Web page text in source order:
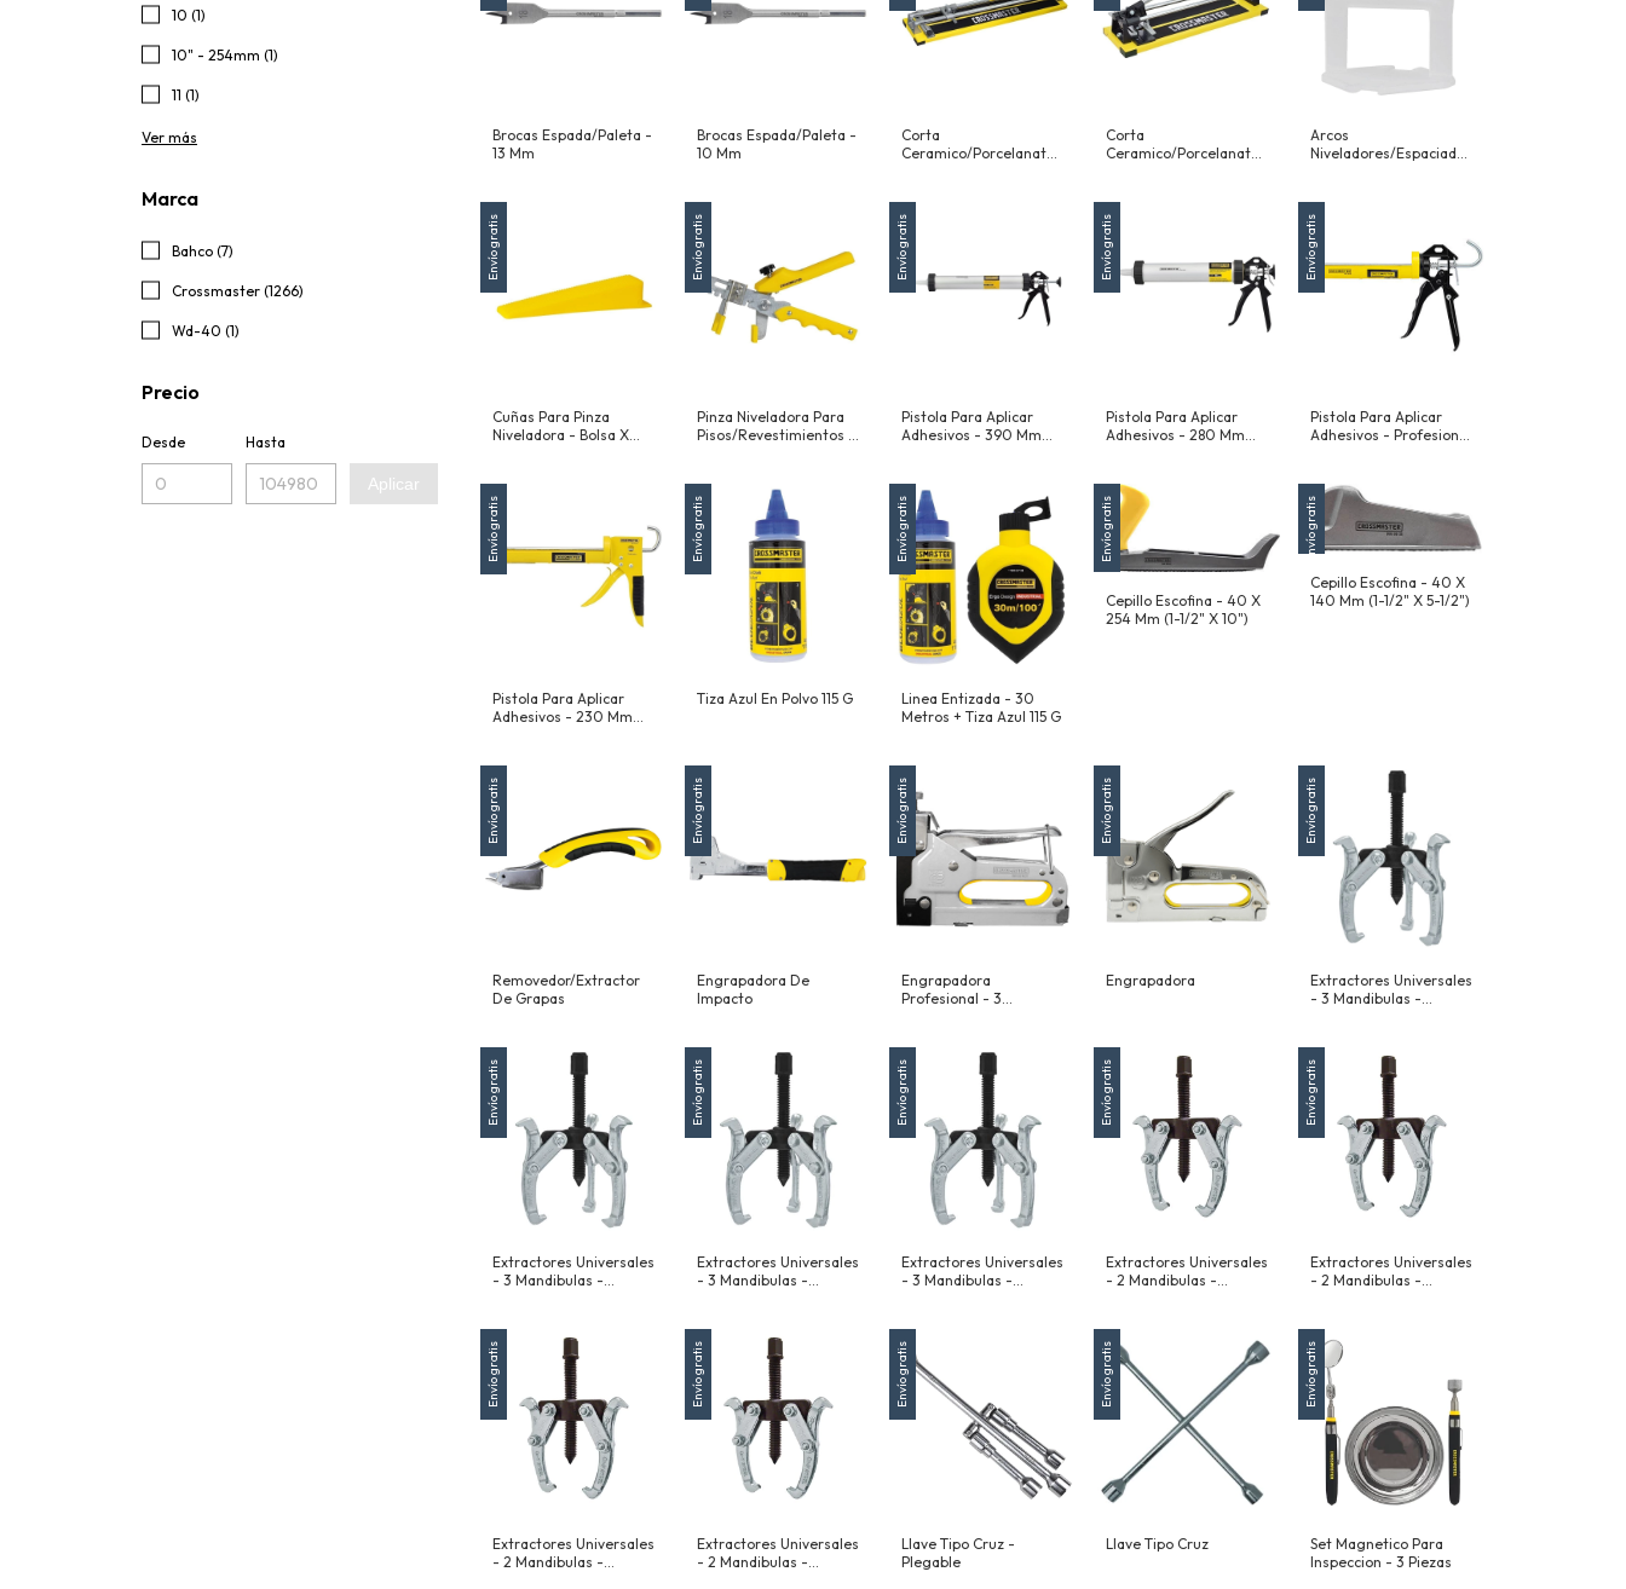
10 (1)
10" - 254mm (1)
11 (1)
Ver más
Marca
Bahco (7)
Crossmaster (1266)
Wd-40 (1)
Precio
Desde Hasta
Aplicar
Brocas Espada/Paleta -
13 Mm
Brocas Espada/Paleta -
10 Mm
Corta
Ceramico/Porcelanato
Espesor 14 Mm - A 45°
565 Mm
Corta
Ceramico/Porcelanato
Espesor 12 Mm - A 45°
425 Mm
Arcos
Niveladores/Espaciadores
100 Unidades
Envío gratis
Cuñas Para Pinza
Niveladora - Bolsa X
Envío gratis
Pinza Niveladora Para
Pisos/Revestimientos -
Envío gratis
Pistola Para Aplicar
Adhesivos - 390 Mm
Envío gratis
Pistola Para Aplicar
Adhesivos - 280 Mm
Envío gratis
Pistola Para Aplicar
Adhesivos - Profesional
Envío gratis
Pistola Para Aplicar
Adhesivos - 230 Mm
Envío gratis
Tiza Azul En Polvo 115 G
Envío gratis
Linea Entizada - 30
Metros + Tiza Azul 115 G
Envío gratis
Cepillo Escofina - 40 X
254 Mm (1-1/2" X 10")
Envío gratis
Cepillo Escofina - 40 X
140 Mm (1-1/2" X 5-1/2")
Envío gratis
Removedor/Extractor
De Grapas
Envío gratis
Engrapadora De
Impacto
Envío gratis
Engrapadora
Profesional - 3
Envío gratis
Engrapadora
Envío gratis
Extractores Universales
- 3 Mandibulas -
Envío gratis
Extractores Universales
- 3 Mandibulas -
Envío gratis
Extractores Universales
- 3 Mandibulas -
Envío gratis
Extractores Universales
- 3 Mandibulas -
Envío gratis
Extractores Universales
- 2 Mandibulas -
Envío gratis
Extractores Universales
- 2 Mandibulas -
Envío gratis
Extractores Universales
- 2 Mandibulas -
Envío gratis
Extractores Universales
- 2 Mandibulas -
Envío gratis
Llave Tipo Cruz -
Plegable
Envío gratis
Llave Tipo Cruz
Envío gratis
Set Magnetico Para
Inspeccion - 3 Piezas